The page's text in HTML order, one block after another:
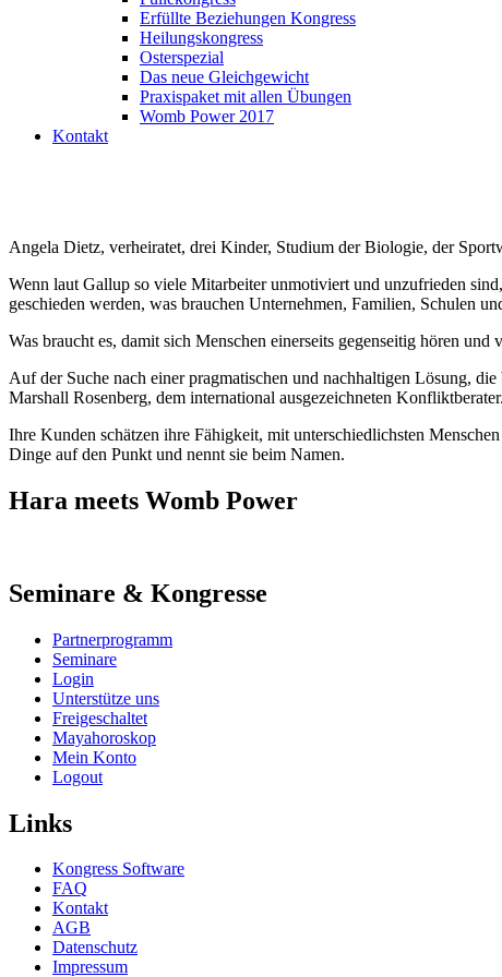
Erfüllte Beziehungen Kongress
Heilungskongress
Osterspezial
Das neue Gleichgewicht
Praxispaket mit allen Übungen
Womb Power 2017
Kontakt
Angela Dietz, verheiratet, drei Kinder, Studium der Biologie, der
Wenn laut Gallup so viele Mitarbeiter unmotiviert und unzufrieden
geschieden werden, was brauchen Unternehmen, Familien, Schulen
Was braucht es, damit sich Menschen einerseits gegenseitig hören
Auf der Suche nach einer pragmatischen und nachhaltigen Lösung,
Marshall Rosenberg, dem international ausgezeichneten
Ihre Kunden schätzen ihre Fähigkeit, mit unterschiedlichsten
Dinge auf den Punkt und nennt sie beim Namen.
Hara meets Womb Power
Seminare & Kongresse
Partnerprogramm
Seminare
Login
Unterstütze uns
Freigeschaltet
Mayahoroskop
Mein Konto
Logout
Links
Kongress Software
FAQ
Kontakt
AGB
Datenschutz
Impressum